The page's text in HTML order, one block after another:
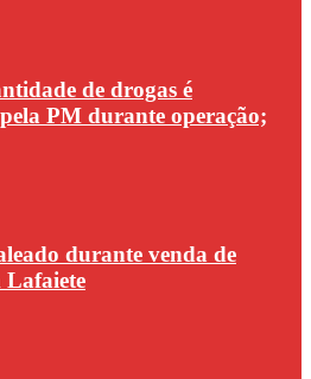
de drogas é
PM durante operação;
durante venda de
Lafaiete